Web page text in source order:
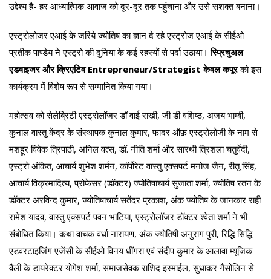
उद्देश्य है- हर आध्यात्मिक आवाज को दूर-दूर तक पहुंचाना और उसे सशक्त बनाना।
एस्ट्रोलोजर एआई के जरिये ज्योतिष का ज्ञान दे रहे एस्ट्रोज एआई के सीईओ
प्रतीक पाण्डेय ने एस्ट्रो की दुनिया के कई रहस्यों से पर्दा उठाया।स्प्रिचुअल
एडवाइजर और क्रिएटिव Entrepreneur/Strategist केवल कपूरको इस
कार्यक्रम में विशेष रूप से सम्मानित किया गया।
महोत्सव को सेलेब्रिटी एस्ट्रोलॉजर डॉ वाई राखी, जी डी वशिष्ठ, अजय भाम्बी,
कुनाल वास्तु केंद्र के संस्थापक कुनाल कुमार, फादर ऑफ़ एस्ट्रोलोजी के नाम से
मशहूर विवेक त्रिपाठी, अनिल वत्स, डॉ. नीति शर्मा और सारथी त्रिशला चतुर्वेदी,
एस्ट्रो अंकित, आचार्य शुभेश शर्मन, कॉर्पोरेट वास्तु एक्सपर्ट मनोज जैन, रीतू सिंह,
आचार्य विक्रमादित्य, प्रोफेसर (डॉक्टर) ज्योतिषाचार्य सुजाता शर्मा, ज्योतिष रतन के
डॉक्टर अरविन्द कुमार, ज्योतिषाचार्य सतेंदर प्रकाश, अंक ज्योतिष के जानकार राही
रामेश यादव, वास्तु एक्सपर्ट पवन भाटिया, एस्ट्रोलॉजर डॉक्टर श्वेता शर्मा ने भी
संबोधित किया। कथा वाचक वर्धा नारायण, अंक ज्योतिषी अनुराग पुरी, रिद्धि सिद्धि
एडवरटाइजिंग एजेंसी के सीईओ विनय धींगरा एवं संदीप कुमार के आलावा म्यूजिक
वैली के डायरेक्टर योगेश शर्मा, समाजसेवक राशिद इस्माईल, सुधाकर गैसोलिन से